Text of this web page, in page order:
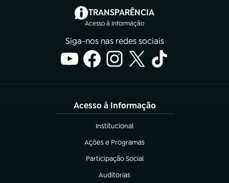
TRANSPARÊNCIA
Acesso à Informação
(abre em nova aba)
Siga-nos nas redes sociais
Acesso à Informação
Institucional
(abre em nova aba)
Ações e Programas
(abre em nova aba)
Participação Social
(abre em nova aba)
Auditorias
(abre em nova aba)